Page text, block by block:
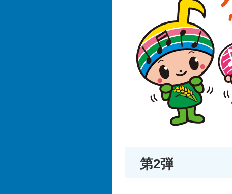
第2弾